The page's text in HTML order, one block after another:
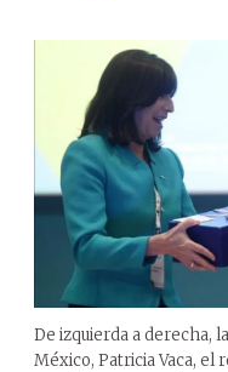
De izquierda a derecha,
México, Patricia Vaca, el